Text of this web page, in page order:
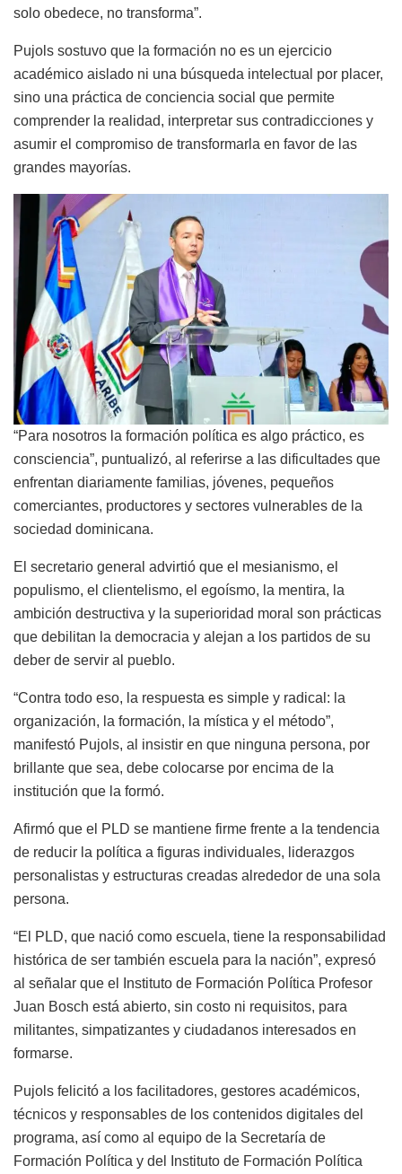
solo obedece, no transforma”.
Pujols sostuvo que la formación no es un ejercicio
académico aislado ni una búsqueda intelectual por placer,
sino una práctica de conciencia social que permite
comprender la realidad, interpretar sus contradicciones y
asumir el compromiso de transformarla en favor de las
grandes mayorías.
“Para nosotros la formación política es algo práctico, es
consciencia”, puntualizó, al referirse a las dificultades que
enfrentan diariamente familias, jóvenes, pequeños
comerciantes, productores y sectores vulnerables de la
sociedad dominicana.
El secretario general advirtió que el mesianismo, el
populismo, el clientelismo, el egoísmo, la mentira, la
ambición destructiva y la superioridad moral son prácticas
que debilitan la democracia y alejan a los partidos de su
deber de servir al pueblo.
“Contra todo eso, la respuesta es simple y radical: la
organización, la formación, la mística y el método”,
manifestó Pujols, al insistir en que ninguna persona, por
brillante que sea, debe colocarse por encima de la
institución que la formó.
Afirmó que el PLD se mantiene firme frente a la tendencia
de reducir la política a figuras individuales, liderazgos
personalistas y estructuras creadas alrededor de una sola
persona.
“El PLD, que nació como escuela, tiene la responsabilidad
histórica de ser también escuela para la nación”, expresó
al señalar que el Instituto de Formación Política Profesor
Juan Bosch está abierto, sin costo ni requisitos, para
militantes, simpatizantes y ciudadanos interesados en
formarse.
Pujols felicitó a los facilitadores, gestores académicos,
técnicos y responsables de los contenidos digitales del
programa, así como al equipo de la Secretaría de
Formación Política y del Instituto de Formación Política